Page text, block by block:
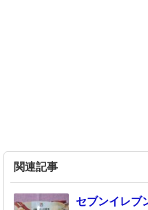
関連記事
セブンイレブ